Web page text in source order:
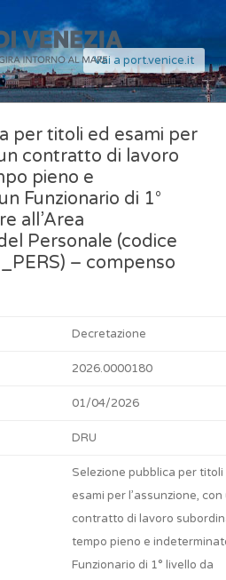
Vai a port.venice.it
per titoli ed esami per
contratto di lavoro
pieno e
Funzionario di 1°
all’Area
Personale (codice
– compenso
Decretazione
2026.0000180
01/04/2026
DRU
Selezione pubblica per titoli
esami per l’assunzione, con
contratto di lavoro
tempo pieno e
Funzionario di 1° livello da